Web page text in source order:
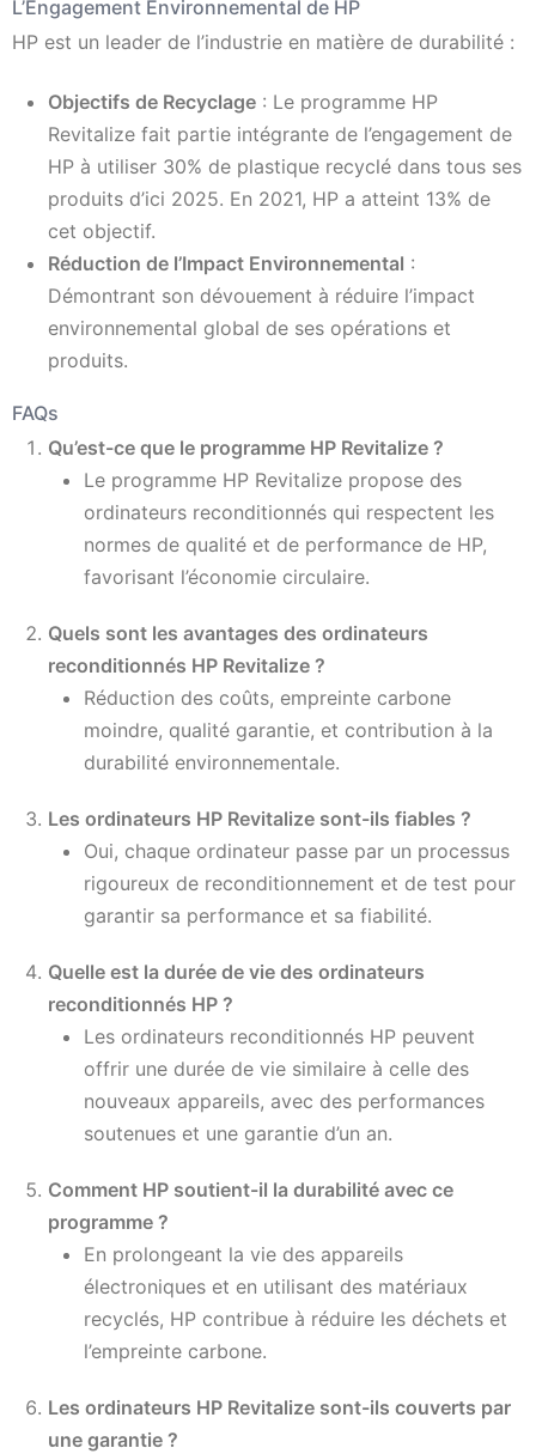
L’Engagement Environnemental de HP
HP est un leader de l’industrie en matière de durabilité :
Objectifs de Recyclage : Le programme HP
Revitalize fait partie intégrante de l’engagement de
HP à utiliser 30% de plastique recyclé dans tous ses
produits d’ici 2025. En 2021, HP a atteint 13% de
cet objectif.
Réduction de l’Impact Environnemental :
Démontrant son dévouement à réduire l’impact
environnemental global de ses opérations et
produits.
FAQs
Qu’est-ce que le programme HP Revitalize ?
Le programme HP Revitalize propose des
ordinateurs reconditionnés qui respectent les
normes de qualité et de performance de HP,
favorisant l’économie circulaire.
Quels sont les avantages des ordinateurs
reconditionnés HP Revitalize ?
Réduction des coûts, empreinte carbone
moindre, qualité garantie, et contribution à la
durabilité environnementale.
Les ordinateurs HP Revitalize sont-ils fiables ?
Oui, chaque ordinateur passe par un processus
rigoureux de reconditionnement et de test pour
garantir sa performance et sa fiabilité.
Quelle est la durée de vie des ordinateurs
reconditionnés HP ?
Les ordinateurs reconditionnés HP peuvent
offrir une durée de vie similaire à celle des
nouveaux appareils, avec des performances
soutenues et une garantie d’un an.
Comment HP soutient-il la durabilité avec ce
programme ?
En prolongeant la vie des appareils
électroniques et en utilisant des matériaux
recyclés, HP contribue à réduire les déchets et
l’empreinte carbone.
Les ordinateurs HP Revitalize sont-ils couverts par
une garantie ?